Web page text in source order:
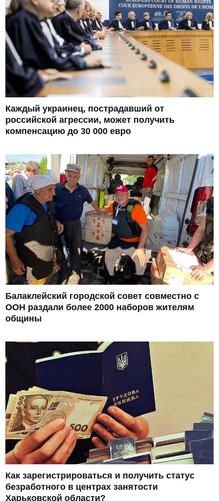
Каждый украинец, пострадавший от
российской агрессии, может получить
компенсацию до 30 000 евро
Балаклейский городской совет совместно с
ООН раздали более 2000 наборов жителям
общины
Как зарегистрироваться и получить статус
безработного в центрах занятости
Харьковской области?